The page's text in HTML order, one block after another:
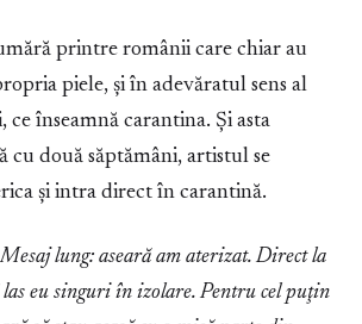
printre românii care chiar au
piele, și în adevăratul sens al
înseamnă carantina. Și asta
cu două săptămâni, artistul se
și intra direct în carantină.
lung: aseară am aterizat. Direct la
eu singuri în izolare. Pentru cel puţin